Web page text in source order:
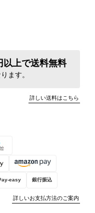
以上で送料無料
ます。
詳しい送料はこちら
easy 銀行振込
詳しいお支払方法のご案内